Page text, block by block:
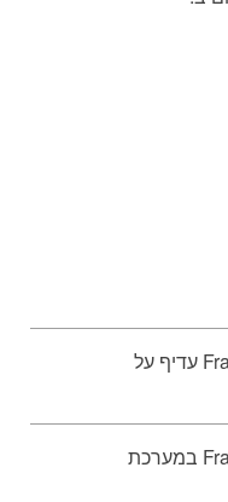
למה Frameless Direct Drive עדיף על
איך משלבים מנוע Frameless במערכת